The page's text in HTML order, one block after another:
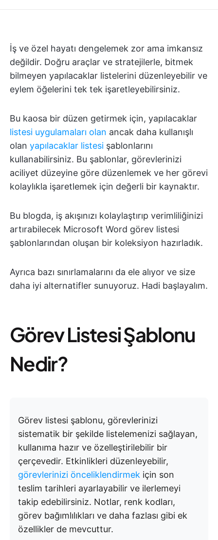
İş ve özel hayatı dengelemek zor ama imkansız
değildir. Doğru araçlar ve stratejilerle, bitmek
bilmeyen yapılacaklar listelerini düzenleyebilir ve
eylem öğelerini tek tek işaretleyebilirsiniz.
Bu kaosa bir düzen getirmek için, yapılacaklar
listesi uygulamaları olan ancak daha kullanışlı
olan yapılacaklar listesi şablonlarını
kullanabilirsiniz. Bu şablonlar, görevlerinizi
aciliyet düzeyine göre düzenlemek ve her görevi
kolaylıkla işaretlemek için değerli bir kaynaktır.
Bu blogda, iş akışınızı kolaylaştırıp verimliliğinizi
artırabilecek Microsoft Word görev listesi
şablonlarından oluşan bir koleksiyon hazırladık.
Ayrıca bazı sınırlamalarını da ele alıyor ve size
daha iyi alternatifler sunuyoruz. Hadi başlayalım.
Görev Listesi Şablonu
Nedir?
Görev listesi şablonu, görevlerinizi
sistematik bir şekilde listelemenizi sağlayan,
kullanıma hazır ve özelleştirilebilir bir
çerçevedir. Etkinlikleri düzenleyebilir,
görevlerinizi önceliklendirmek için son
teslim tarihleri ayarlayabilir ve ilerlemeyi
takip edebilirsiniz. Notlar, renk kodları,
görev bağımlılıkları ve daha fazlası gibi ek
özellikler de mevcuttur.